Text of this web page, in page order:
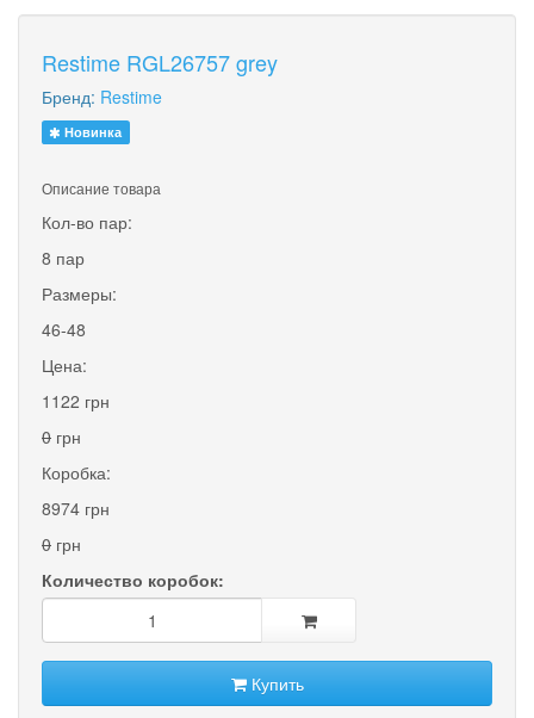
Restime RGL26757 grey
Бренд: Restime
Новинка
Описание товара
Кол-во пар:
8 пар
Размеры:
46-48
Цена:
1122 грн
0 грн
Коробка:
8974 грн
0 грн
Количество коробок:
Купить